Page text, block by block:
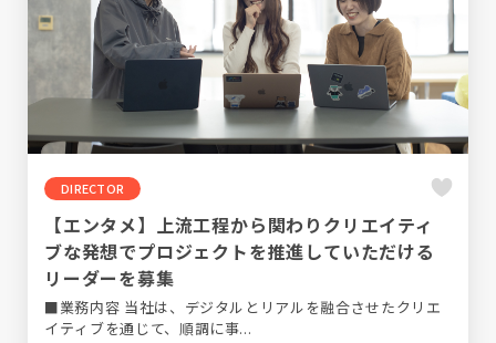
DIRECTOR
【エンタメ】上流工程から関わりクリエイティ
ブな発想でプロジェクトを推進していただける
リーダーを募集
■業務内容 当社は、デジタルとリアルを融合させたクリエ
イティブを通じて、順調に事...